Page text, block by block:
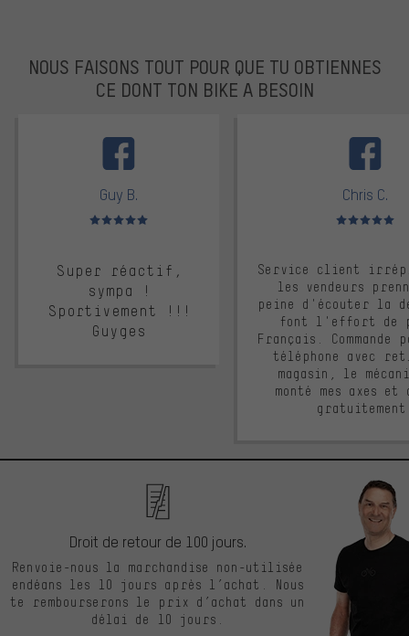
NOUS FAISONS TOUT POUR QUE TU OBTIENNES
CE DONT TON BIKE A BESOIN
Guy B.
Note moyenne : 5 sur 5
Super réactif,
sympa !
Sportivement !!!
Guyges
Chris C.
Note moyenne :
Service client
les vendeurs
peine d'écouter la
font l'effort de
Français. Commande
téléphone avec
magasin, le
monté mes axes et
Droit de retour de 100 jours.
Renvoie-nous la marchandise non-utilisée
endéans les 10 jours après l’achat. Nous
te rembourserons le prix d’achat dans un
délai de 10 jours.